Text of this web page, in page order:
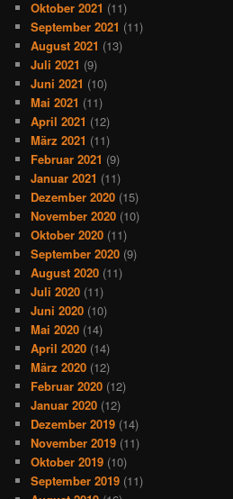
Oktober 2021 (11)
September 2021 (11)
August 2021 (13)
Juli 2021 (9)
Juni 2021 (10)
Mai 2021 (11)
April 2021 (12)
März 2021 (11)
Februar 2021 (9)
Januar 2021 (11)
Dezember 2020 (15)
November 2020 (10)
Oktober 2020 (11)
September 2020 (9)
August 2020 (11)
Juli 2020 (11)
Juni 2020 (10)
Mai 2020 (14)
April 2020 (14)
März 2020 (12)
Februar 2020 (12)
Januar 2020 (12)
Dezember 2019 (14)
November 2019 (11)
Oktober 2019 (10)
September 2019 (11)